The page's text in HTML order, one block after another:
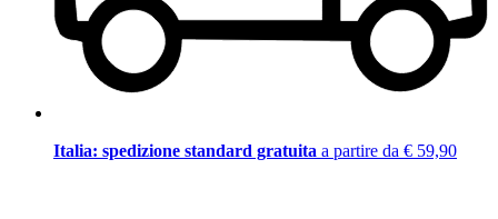
Italia: spedizione standard gratuita a partire da € 59,90